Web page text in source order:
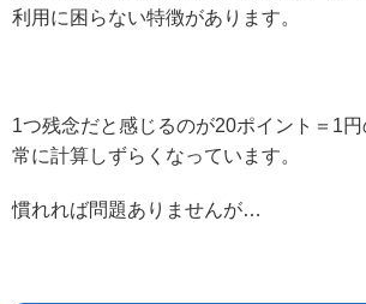
利用に困らない特徴があります。
1つ残念だと感じるのが20ポイント＝1
常に計算しずらくなっています。
慣れれば問題ありませんが…